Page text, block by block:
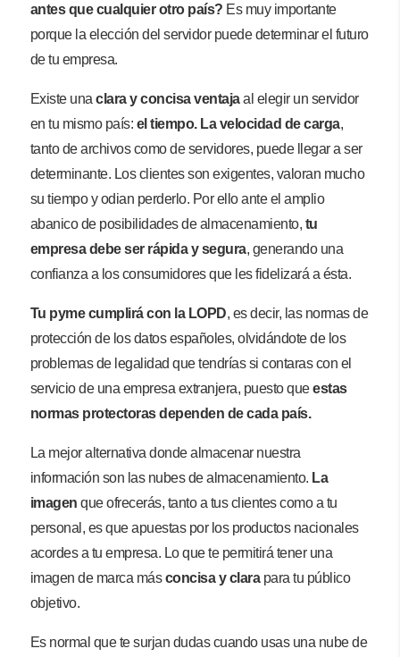
antes que cualquier otro país? Es muy importante
porque la elección del servidor puede determinar el futuro
de tu empresa.
Existe unaclara y concisa ventajaal elegir un servidor
en tu mismo país: el tiempo. La velocidad de carga,
tanto de archivos como de servidores, puede llegar a ser
determinante. Los clientes son exigentes, valoran mucho
su tiempo y odian perderlo. Por ello ante el amplio
abanico de posibilidades de almacenamiento, tu
empresa debe ser rápida y segura, generando una
confianza a los consumidores que les fidelizará a ésta.
Tu pyme cumplirá con la LOPD, es decir, las normas de
protección de los datos españoles, olvidándote de los
problemas de legalidad que tendrías si contaras con el
servicio de una empresa extranjera, puesto queestas
normas protectoras dependen de cada país.
La mejor alternativa donde almacenar nuestra
información son las nubes de almacenamiento. La
imagen que ofrecerás, tanto a tus clientes como a tu
personal, es que apuestas por los productos nacionales
acordes a tu empresa. Lo que te permitirá tener una
imagen de marca másconcisa y clarapara tu público
objetivo.
Es normal que te surjan dudas cuando usas una nube de